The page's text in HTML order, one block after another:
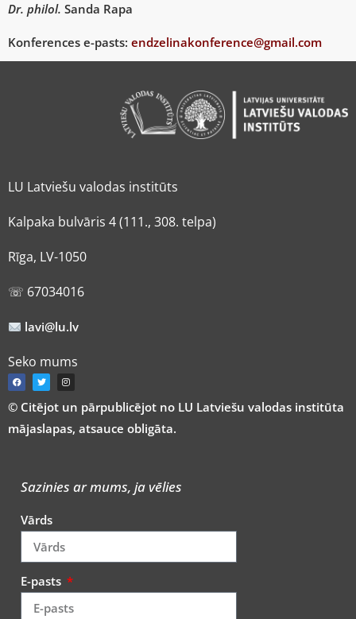
Dr. philol. Sanda Rapa
Konferences e-pasts: endzelinakonference@gmail.com
LU Latviešu valodas institūts
Kalpaka bulvāris 4 (111., 308. telpa)
Rīga, LV-1050
☏ 67034016
lavi@lu.lv
Seko mums
© Citējot un pārpublicējot no LU Latviešu valodas institūta
mājaslapas, atsauce obligāta.
Sazinies ar mums, ja vēlies
Vārds
E-pasts